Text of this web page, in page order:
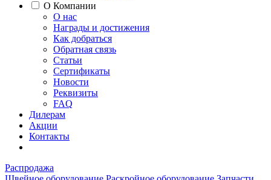
О Компании
О нас
Награды и достижения
Как добраться
Обратная связь
Статьи
Сертификаты
Новости
Реквизиты
FAQ
Дилерам
Акции
Контакты
Распродажа